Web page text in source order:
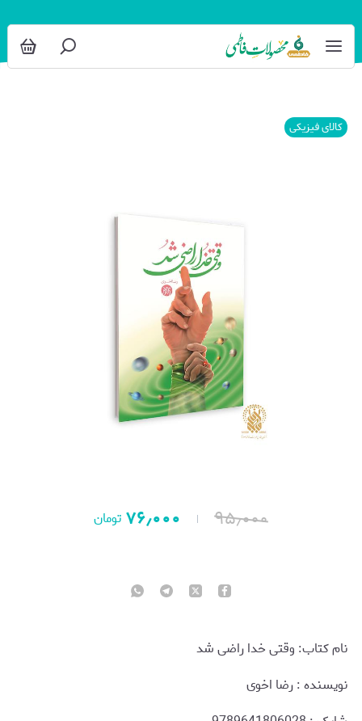
کالای فیزیکی
۹۵٫۰۰۰ ۷۶٫۰۰۰ تومان
نام کتاب: وقتی خدا راضی شد
نويسنده : رضا اخوی